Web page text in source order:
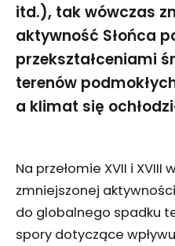
itd.), tak wówczas
aktywność Słońca
przekształceniami
terenów
a klimat się
Na przełomie XVII i XVIII
zmniejszonej aktywności
do globalnego spadku
spory dotyczące